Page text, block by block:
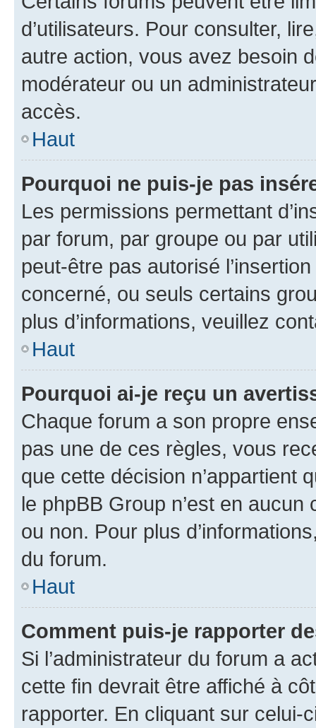
d’utilisateurs. Pour consulter,
autre action, vous avez besoin
modérateur ou un
accès.
Haut
Pourquoi ne puis-je pas
Les permissions permettant
par forum, par groupe ou par
peut-être pas autorisé
concerné, ou seuls certains
plus d’informations, veuillez
Haut
Pourquoi ai-je reçu un
Chaque forum a son propre
pas une de ces règles, vous
que cette décision n’appartient
le phpBB Group n’est en
ou non. Pour plus
du forum.
Haut
Comment puis-je rapporter
Si l’administrateur du forum a
cette fin devrait être affiché à
rapporter. En cliquant sur